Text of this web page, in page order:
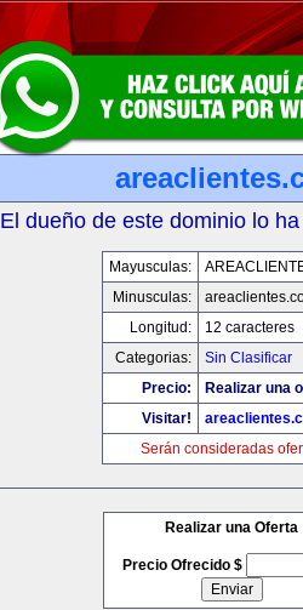
El dueño de este dominio lo
Mayusculas:
Minusculas:
Longitud:
12 caracteres
Categorias:
Sin Clasificar
Precio:
Realizar una
Visitar!
Serán consideradas
Realizar una Oferta
Precio Ofrecido $